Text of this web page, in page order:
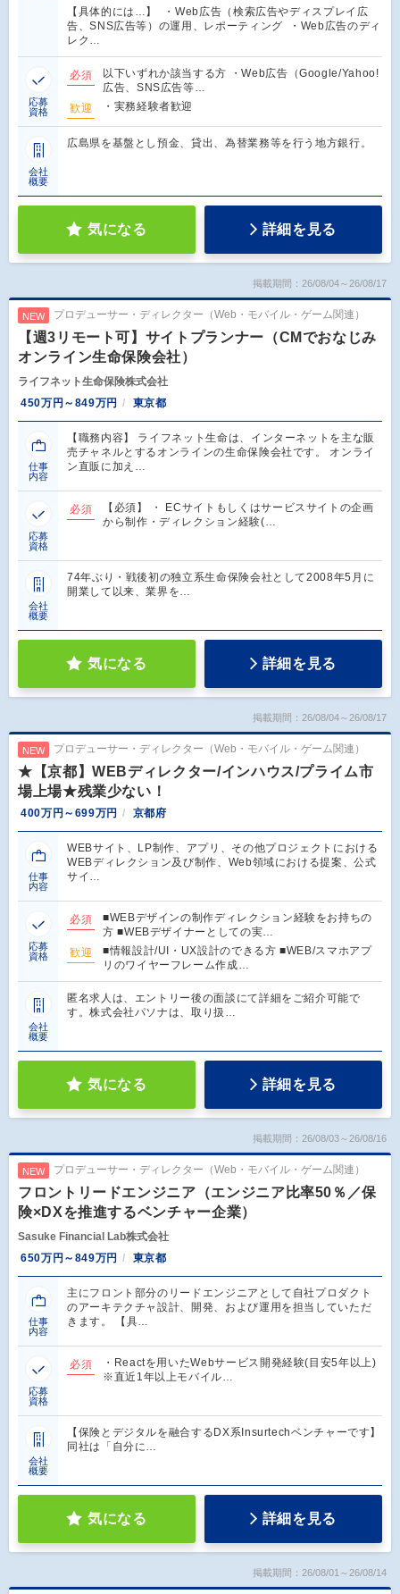
【具体的には…】 ・Web広告（検索広告やディスプレイ広
告、SNS広告等）の運用、レポーティング ・Web広告のディ
レク…
応募
資格
必須
以下いずれか該当する方 ・Web広告（Google/Yahoo!
広告、SNS広告等…
歓迎
・実務経験者歓迎
会社
概要
広島県を基盤とし預金、貸出、為替業務等を行う地方銀行。
気になる 詳細を見る
掲載期間：26/08/04～26/08/17
NEW プロデューサー・ディレクター（Web・モバイル・ゲーム関連）
【週3リモート可】サイトプランナー（CMでおなじみ
オンライン生命保険会社）
ライフネット生命保険株式会社
450万円～849万円
東京都
仕事
内容
【職務内容】 ライフネット生命は、インターネットを主な販
売チャネルとするオンラインの生命保険会社です。 オンライ
ン直販に加え…
応募
資格
必須
【必須】 ・ ECサイトもしくはサービスサイトの企画
から制作・ディレクション経験(…
会社
概要
74年ぶり・戦後初の独立系生命保険会社として2008年5月に
開業して以来、業界を…
気になる 詳細を見る
掲載期間：26/08/04～26/08/17
NEW プロデューサー・ディレクター（Web・モバイル・ゲーム関連）
★【京都】WEBディレクター/インハウス/プライム市
場上場★残業少ない！
400万円～699万円 京都府
仕事
内容
WEBサイト、LP制作、アプリ、その他プロジェクトにおける
WEBディレクション及び制作、Web領域における提案、公式
サイ…
応募
資格
必須
■WEBデザインの制作ディレクション経験をお持ちの
方 ■WEBデザイナーとしての実…
歓迎
■情報設計/UI・UX設計のできる方 ■WEB/スマホアプ
リのワイヤーフレーム作成…
会社
概要
匿名求人は、エントリー後の面談にて詳細をご紹介可能で
す。株式会社パソナは、取り扱…
気になる 詳細を見る
掲載期間：26/08/03～26/08/16
NEW プロデューサー・ディレクター（Web・モバイル・ゲーム関連）
フロントリードエンジニア（エンジニア比率50％／保
険×DXを推進するベンチャー企業）
Sasuke Financial Lab株式会社
650万円～849万円
東京都
仕事
内容
主にフロント部分のリードエンジニアとして自社プロダクト
のアーキテクチャ設計、開発、および運用を担当していただ
きます。 【具…
応募
資格
必須
・Reactを用いたWebサービス開発経験(目安5年以上)
※直近1年以上モバイル…
会社
概要
【保険とデジタルを融合するDX系Insurtechベンチャーです】
同社は「自分に…
気になる 詳細を見る
掲載期間：26/08/01～26/08/14